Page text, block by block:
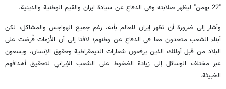
"22 بهمن" ليظهر صلابته وفي الدفاع عن سيادة ايران والقيم الوطنية والدينية.
وأشار إلى ضرورة أن تظهر إيران للعالم بأنه، رغم جميع الهواجس والمشاكل، لكن
أبناء الشعب متحدون معا في الدفاع عن وطنهم؛ لافتا إلى أن الأزمات فُرضت على
البلاد من قبل أولئك الذين يرفعون شعارات الديمقراطية وحقوق الإنسان، ويسعون
عبر مختلف الوسائل إلى زيادة الضغوط على الشعب الإيراني لتحقيق أهدافهم
الخبيثة.